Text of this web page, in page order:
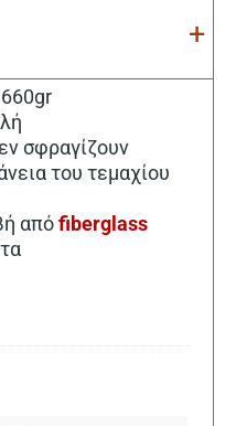
σφραγίζουν
του τεμαχίου
απόfiberglass